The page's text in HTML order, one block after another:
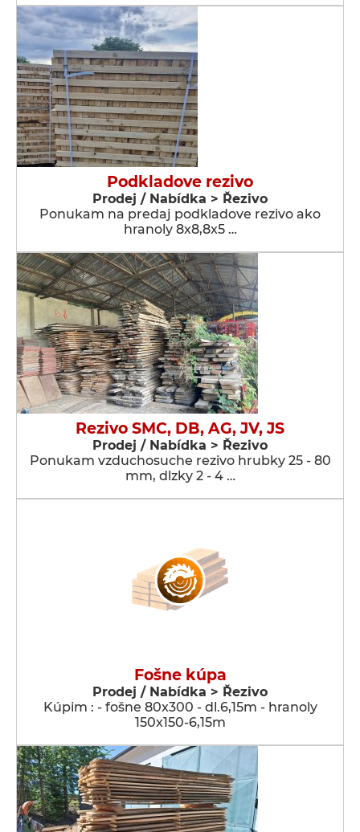
Podkladove rezivo
Prodej / Nabídka > Řezivo
Ponukam na predaj podkladove rezivo ako
hranoly 8x8,8x5 …
Rezivo SMC, DB, AG, JV, JS
Prodej / Nabídka > Řezivo
Ponukam vzduchosuche rezivo hrubky 25 - 80
mm, dlzky 2 - 4 …
Fošne kúpa
Prodej / Nabídka > Řezivo
Kúpim : - fošne 80x300 - dl.6,15m - hranoly
150x150-6,15m